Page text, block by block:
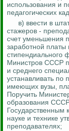
использования и
педагогических
в) ввести в
стажеров -
счет уменьшения
заработной платы
стипендиального
Министров СССР
и среднего
устанавливать по
имеющих вузы,
Поручить
образования
науке и технике
преподавателях;